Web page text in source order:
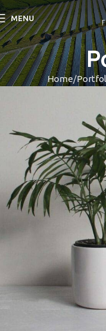
MENU
Home